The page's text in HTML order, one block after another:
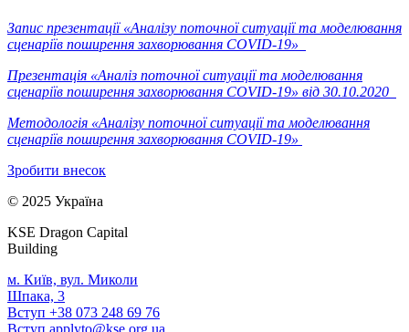
Запис презентації «Аналізу поточної ситуації та моделювання
сценаріїв поширення захворювання COVID-19»
Презентація «Аналіз поточної ситуації та моделювання
сценаріїв поширення захворювання COVID-19» від 30.10.2020
Методологія «Аналізу поточної ситуації та моделювання
сценаріїв поширення захворювання COVID-19»
Зробити внесок
© 2025 Україна
KSE Dragon Capital
Building
м. Київ, вул. Миколи
Шпака, 3
Вступ +38 073 248 69 76
Вступ applyto@kse.org.ua